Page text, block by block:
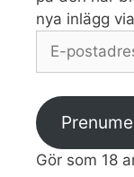
nya inlägg
postadress
Gör som 18